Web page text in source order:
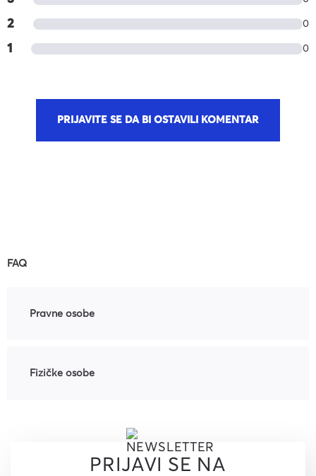
2 0
1 0
PRIJAVITE SE DA BI OSTAVILI KOMENTAR
FAQ
Pravne osobe
Fizičke osobe
PRIJAVI SE NA